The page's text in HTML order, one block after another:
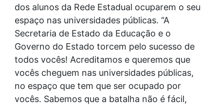
dos alunos da Rede Estadual ocuparem o seu
espaço nas universidades públicas. “A
Secretaria de Estado da Educação e o
Governo do Estado torcem pelo sucesso de
todos vocês! Acreditamos e queremos que
vocês cheguem nas universidades públicas,
no espaço que tem que ser ocupado por
vocês. Sabemos que a batalha não é fácil,